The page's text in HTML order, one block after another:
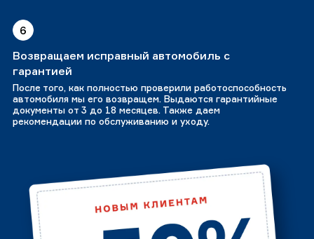
6
Возвращаем исправный автомобиль с
гарантией
После того, как полностью проверили работоспособность
автомобиля мы его возвращем. Выдаются гарантийные
документы от 3 до 18 месяцев. Также даем
рекомендации по обслуживанию и уходу.